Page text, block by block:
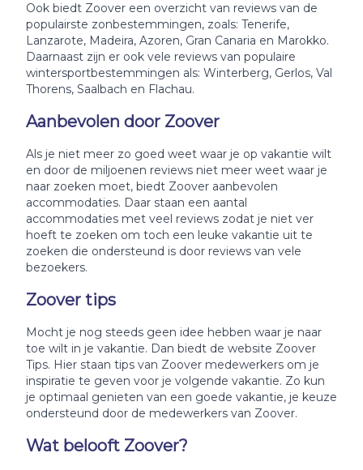
Ook biedt Zoover een overzicht van reviews van de
populairste zonbestemmingen, zoals: Tenerife,
Lanzarote, Madeira, Azoren, Gran Canaria en Marokko.
Daarnaast zijn er ook vele reviews van populaire
wintersportbestemmingen als: Winterberg, Gerlos, Val
Thorens, Saalbach en Flachau.
Aanbevolen door Zoover
Als je niet meer zo goed weet waar je op vakantie wilt
en door de miljoenen reviews niet meer weet waar je
naar zoeken moet, biedt Zoover aanbevolen
accommodaties. Daar staan een aantal
accommodaties met veel reviews zodat je niet ver
hoeft te zoeken om toch een leuke vakantie uit te
zoeken die ondersteund is door reviews van vele
bezoekers.
Zoover tips
Mocht je nog steeds geen idee hebben waar je naar
toe wilt in je vakantie. Dan biedt de website Zoover
Tips. Hier staan tips van Zoover medewerkers om je
inspiratie te geven voor je volgende vakantie. Zo kun
je optimaal genieten van een goede vakantie, je keuze
ondersteund door de medewerkers van Zoover.
Wat belooft Zoover?